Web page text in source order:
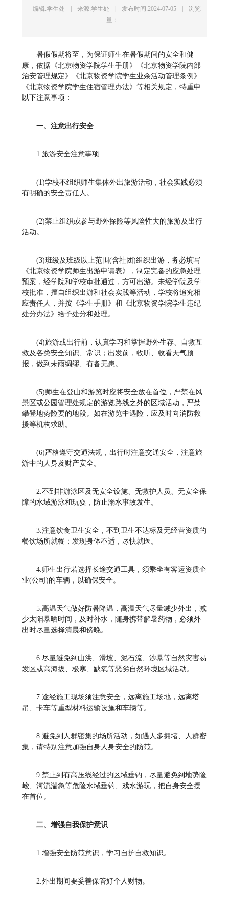
编辑:学生处 | 来源:学生处 | 发布时间:2024-07-05 |
浏览
量：
暑假假期将至，为保证师生在暑假期间的安全和健
康，依据《北京物资学院学生手册》《北京物资学院内部
治安管理规定》《北京物资学院学生业余活动管理条例》
《北京物资学院学生住宿管理办法》等相关规定，特重申
以下注意事项：
一、注意出行安全
1.旅游安全注意事项
(1)学校不组织师生集体外出旅游活动，社会实践必须
有明确的安全责任人。
(2)禁止组织或参与野外探险等风险性大的旅游及出行
活动。
(3)班级及班级以上范围(含社团)组织出游，务必填写
《北京物资学院师生出游申请表》，制定完备的应急处理
预案，经学院和学校审批通过，方可出游。未经学院及学
校批准，擅自组织出游和社会实践等活动，学校将追究相
应责任人，并按《学生手册》和《北京物资学院学生违纪
处分办法》给予处分和处理。
(4)旅游或出行前，认真学习和掌握野外生存、自救互
救及各类安全知识、常识；出发前，收听、收看天气预
报，做到未雨绸缪、有备无患。
(5)师生在登山和游览时应将安全放在首位，严禁在风
景区或公园管理处规定的游览路线之外的区域活动，严禁
攀登地势险要的地段。如在游览中遇险，应及时向消防救
援等机构求助。
(6)严格遵守交通法规，出行时注意交通安全，注意旅
游中的人身及财产安全。
2.不到非游泳区及无安全设施、无救护人员、无安全保
障的水域游泳和玩耍，防止溺水事故发生。
3.注意饮食卫生安全，不到卫生不达标及无经营资质的
餐饮场所就餐；发现身体不适，尽快就医。
4.师生出行若选择长途交通工具，须乘坐有客运资质企
业(公司)的车辆，以确保安全。
5.高温天气做好防暑降温，高温天气尽量减少外出，减
少太阳暴晒时间，及时补水，随身携带解暑药物，必须外
出时尽量选择清晨和傍晚。
6.尽量避免到山洪、滑坡、泥石流、沙暴等自然灾害易
发区或高海拔、极寒、缺氧等恶劣自然环境区域活动。
7.途经施工现场须注意安全，远离施工场地，远离塔
吊、卡车等重型材料运输设施和车辆等。
8.避免到人群密集的场所活动，如遇人多拥堵、人群密
集，请特别注意加强自身人身安全的防范。
9.禁止到有高压线经过的区域垂钓，尽量避免到地势险
峻、河流湍急等危险水域垂钓、戏水游玩，把自身安全摆
在首位。
二、增强自我保护意识
1.增强安全防范意识，学习自护自救知识。
2.外出期间要妥善保管好个人财物。